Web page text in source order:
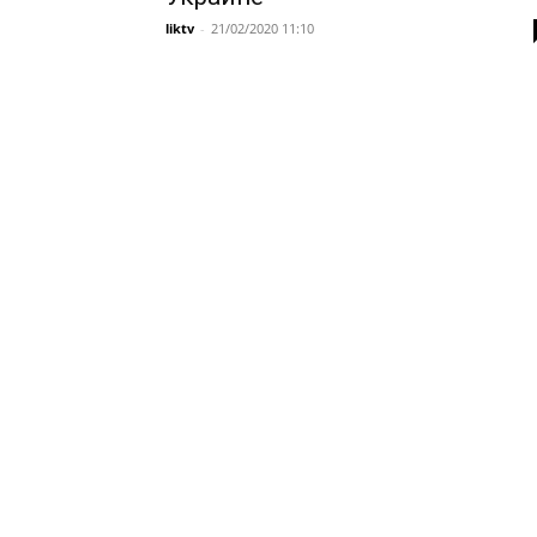
liktv - 21/02/2020 11:10